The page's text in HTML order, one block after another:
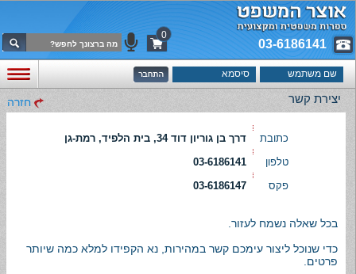
03-6186141
0
יצירת קשר חזרה
כתובת
דרך בן גוריון דוד 34, בית הלפיד, רמת-גן
טלפון
03-6186141
פקס
03-6186147
בכל שאלה נשמח לעזור.
כדי שנוכל ליצור עימכם קשר במהירות, נא הקפידו למלא כמה שיותר
פרטים.